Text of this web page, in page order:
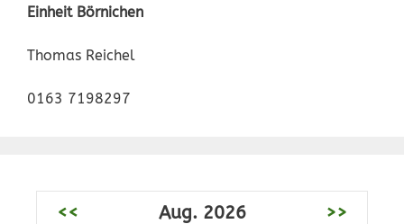
Einheit Börnichen
Thomas Reichel
0163 7198297
<< Aug. 2026 >>